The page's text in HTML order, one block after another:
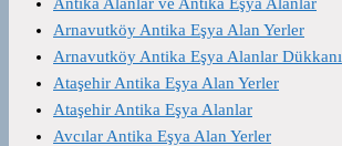
Arnavutköy Antika Eşya Alan Yerler
Arnavutköy Antika Eşya Alanlar Dükkanı
Ataşehir Antika Eşya Alan Yerler
Ataşehir Antika Eşya Alanlar
Avcılar Antika Eşya Alan Yerler